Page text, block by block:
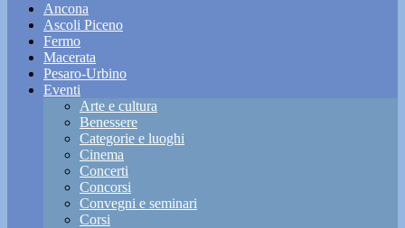
Ancona
Ascoli Piceno
Fermo
Macerata
Pesaro-Urbino
Eventi
Arte e cultura
Benessere
Categorie e luoghi
Cinema
Concerti
Concorsi
Convegni e seminari
Corsi